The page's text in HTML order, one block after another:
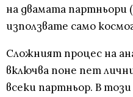
на двамата партньори
използвате само
Сложният процес на
включва поне пет
всеки партньор. В